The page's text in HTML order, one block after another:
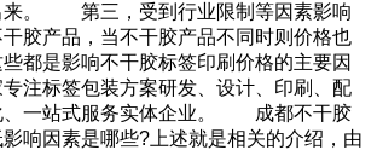
。 第三，受到行业限制等因素影响
胶产品，当不干胶产品不同时则价格也
些都是影响不干胶标签印刷价格的主要因
注标签包装方案研发、设计、印刷、配
、一站式服务实体企业。 成都不干胶
响因素是哪些?上述就是相关的介绍，由